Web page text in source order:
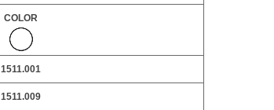
COLOR
1511.001
1511.009